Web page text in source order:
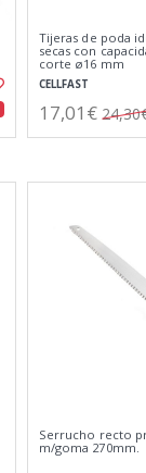
Tijeras de poda
secas con
corte ø16 mm
CELLFAST
17,01€
Serrucho recto
m/goma 270mm.